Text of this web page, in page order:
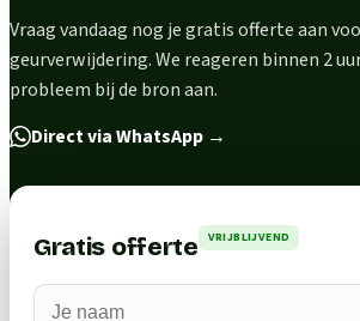
Vraag vandaag nog je gratis offerte aan
geurverwijdering. We reageren binnen 2
probleem bij de bron aan.
Direct via WhatsApp →
Gratis offerte VRIJBLIJVEND